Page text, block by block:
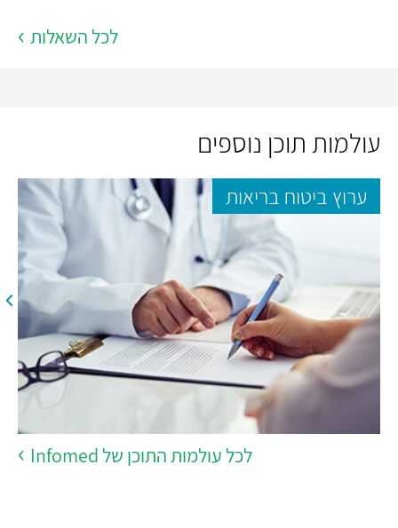
לכל השאלות
עולמות תוכן נוספים
ערוץ ביטוח בריאות
לכל עולמות התוכן של Infomed